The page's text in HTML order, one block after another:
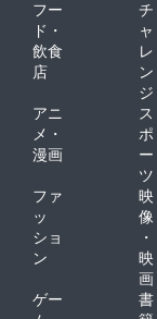
フー
ド・
飲食
店
チ
ャ
レ
ン
ジ
アニ
メ・
漫画
ス
ポ
ー
ツ
ファ
ッ
ショ
ン
映
像
・
映
画
ゲー
書